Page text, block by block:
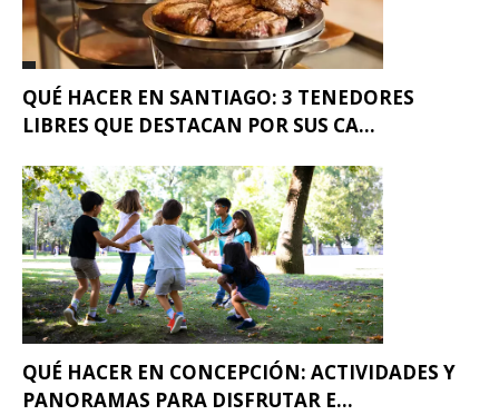
QUÉ HACER EN SANTIAGO: 3 TENEDORES
LIBRES QUE DESTACAN POR SUS CA...
QUÉ HACER EN CONCEPCIÓN: ACTIVIDADES Y
PANORAMAS PARA DISFRUTAR E...